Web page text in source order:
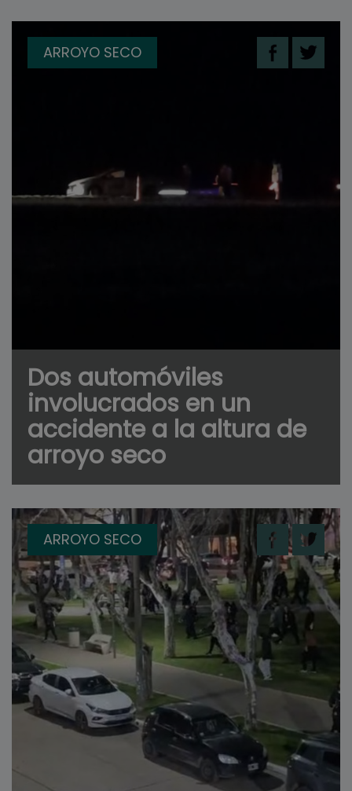
ARROYO SECO
Dos automóviles
involucrados en un
accidente a la altura de
arroyo seco
ARROYO SECO